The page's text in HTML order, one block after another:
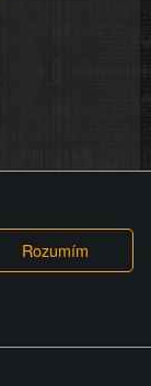
provozovatele
nebo video na
videa nebo
vůči
škody nebo